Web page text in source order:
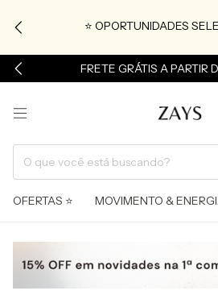
⭐ OPORTUNIDADES
FRETE GRÁTIS A PARTIR
OFERTAS ⭐ MOVIMENTO &